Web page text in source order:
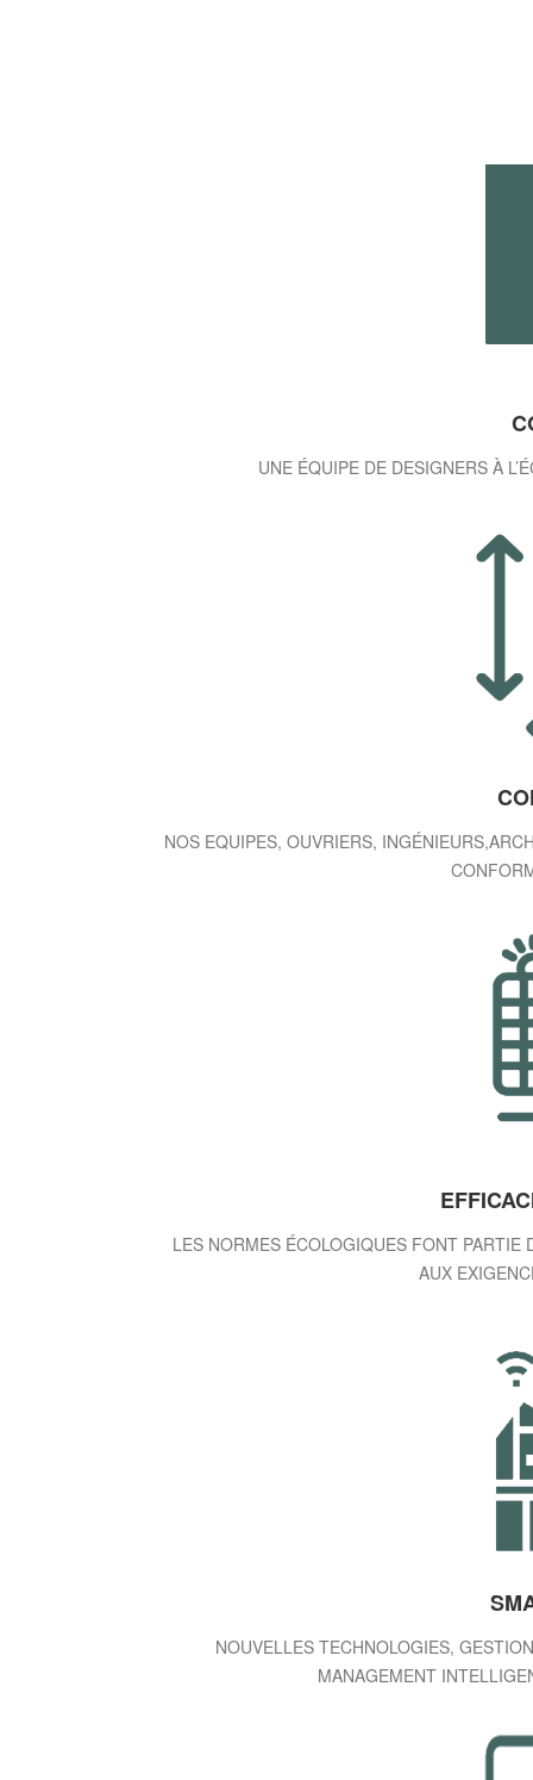
UNE ÉQUIPE DE DESIGNERS À
NOS EQUIPES, OUVRIERS,
LES NORMES ÉCOLOGIQUES FONT
AUX
NOUVELLES TECHNOLOGIES,
MANAGEMENT